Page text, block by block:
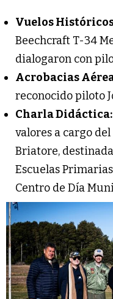
Vuelos
Beechcraft T-34
dialogaron con
Acrobacias
reconocido piloto
Charla Didáctica:
valores a cargo
Briatore,
Escuelas
Centro de Día